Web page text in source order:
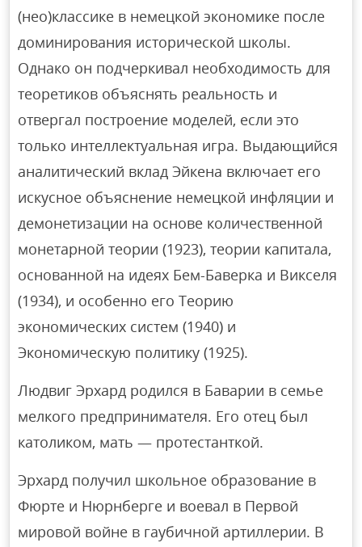
(нео)классике в немецкой экономике после
доминирования исторической школы.
Однако он подчеркивал необходимость для
теоретиков объяснять реальность и
отвергал построение моделей, если это
только интеллектуальная игра. Выдающийся
аналитический вклад Эйкена включает его
искусное объяснение немецкой инфляции и
демонетизации на основе количественной
монетарной теории (1923), теории капитала,
основанной на идеях Бем-Баверка и Викселя
(1934), и особенно его Теорию
экономических систем (1940) и
Экономическую политику (1925).
Людвиг Эрхард родился в Баварии в семье
мелкого предпринимателя. Его отец был
католиком, мать — протестанткой.
Эрхард получил школьное образование в
Фюрте и Нюрнберге и воевал в Первой
мировой войне в гаубичной артиллерии. В